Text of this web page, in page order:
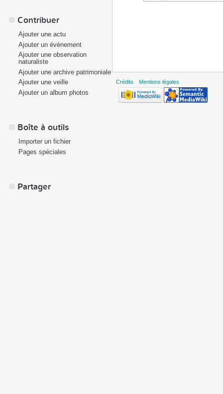
Contribuer
Ajouter une actu
Ajouter un évènement
Ajouter une observation
naturaliste
Ajouter une archive patrimoniale
Ajouter une veille
Ajouter un album photos
Boîte à outils
Importer un fichier
Pages spéciales
Partager
Crédits Mentions légales